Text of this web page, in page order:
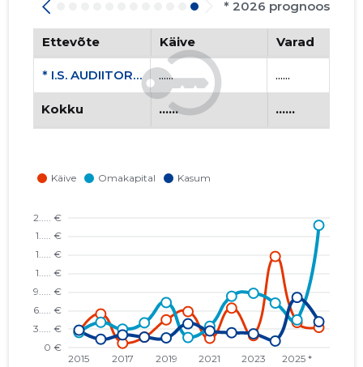
* 2026 prognoos
Ettevõte Käive Varad
* I.S. AUDIITORTEENUSTE OÜ ...... ......
Kokku ...... ......